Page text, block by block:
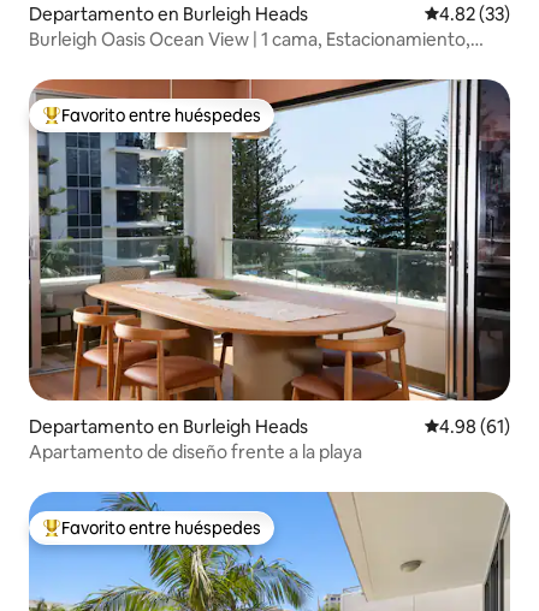
Departamento en Burleigh Heads Calificación
4.82 (33)
Burleigh Oasis Ocean View | 1 cama, Estacionamiento,
De los mejores en Favorito entre huéspedes
Favorito entre huéspedes
Departamento en Burleigh Heads Calificación
4.98 (61)
Apartamento de diseño frente a la playa
De los mejores en Favorito entre huéspedes
Favorito entre huéspedes